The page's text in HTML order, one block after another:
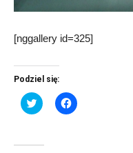
[nggallery id=325]
Podziel się:
Click
to
(Opens
Click
to